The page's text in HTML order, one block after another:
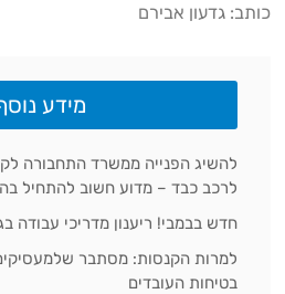
כותב: גדעון אבירם
מידע
להשיג הפנייה ממשרד התחבורה
לרכב כבד – מדוע חשוב להתחיל
חדש בבמבי! ריענון מדריכי עבודה
למרות הקנסות: מסתבר
בטיחות העובדים